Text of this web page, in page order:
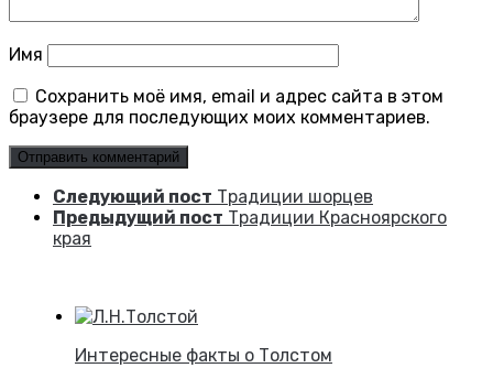
Имя
Сохранить моё имя, email и адрес сайта в этом
браузере для последующих моих комментариев.
Следующий пост Традиции шорцев
Предыдущий пост Традиции Красноярского
края
Интересные факты о Толстом